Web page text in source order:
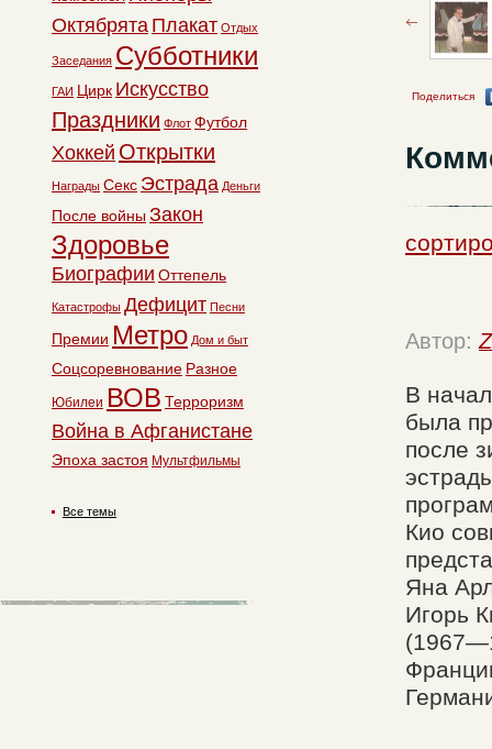
Поделиться
Автор:
В
была
после
Кио
Яна
Игорь
Октябрята Плакат Отдых
Заседания Субботники
ГАИ Цирк Искусство
Праздники Флот Футбол
Хоккей Открытки
Награды Секс Эстрада Деньги
После войны Закон
Здоровье
Биографии Оттепель
Катастрофы Дефицит Песни
Премии Метро Дом и быт
Соцсоревнование Разное
Юбилеи ВОВ Терроризм
Война в Афганистане
Эпоха застоя Мультфильмы
Все темы